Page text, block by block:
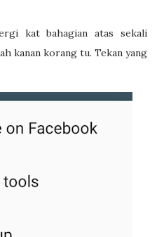
kat bahagian atas sekali
kanan korang tu. Tekan yang